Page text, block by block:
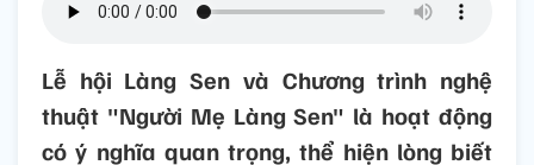
Lễ hội Làng Sen và Chương trình nghệ
thuật "Người Mẹ Làng Sen" là hoạt động
có ý nghĩa quan trọng, thể hiện lòng biết